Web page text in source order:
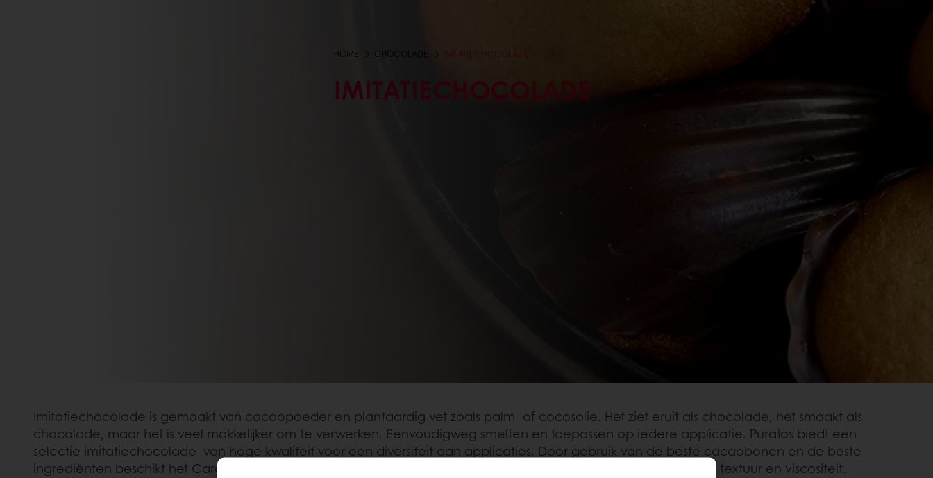
HOME CHOCOLADE IMITATIE CHOCOLADE
IMITATIECHOCOLADE
Imitatiechocolade is gemaakt van cacaopoeder en plantaardig vet zoals palm- of cocosolie. Het ziet eruit als chocolade, het smaakt als
chocolade, maar het is veel makkelijker om te verwerken. Eenvoudigweg smelten en toepassen op iedere applicatie. Puratos biedt een
selectie imitatiechocolade van hoge kwaliteit voor een diversiteit aan applicaties. Door gebruik van de beste cacaobonen en de beste
ingrediënten beschikt het Carat assortiment over een superieure kwaliteit, een excellente smaak en de perfecte textuur en viscositeit.